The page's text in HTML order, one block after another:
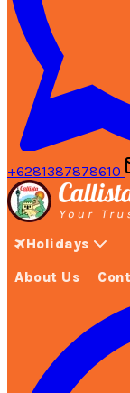
+6281387878610
Holidays
About Us